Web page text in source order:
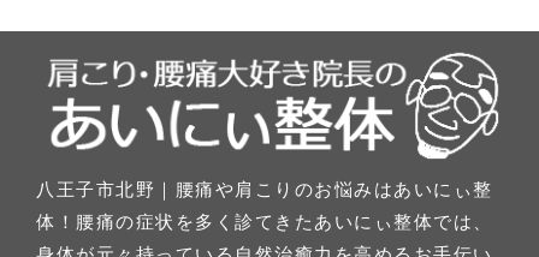
八王子市北野｜腰痛や肩こりのお悩みはあいにぃ整
体！腰痛の症状を多く診てきたあいにぃ整体では、